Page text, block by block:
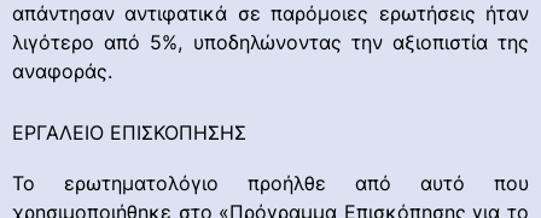
απάντησαν αντιφατικά σε παρόμοιες ερωτήσεις ήταν
λιγότερο από 5%, υποδηλώνοντας την αξιοπιστία της
αναφοράς.
ΕΡΓΑΛΕΙΟ ΕΠΙΣΚΟΠΗΣΗΣ
Το ερωτηματολόγιο προήλθε από αυτό που
χρησιμοποιήθηκε στο «Πρόγραμμα Επισκόπησης για το